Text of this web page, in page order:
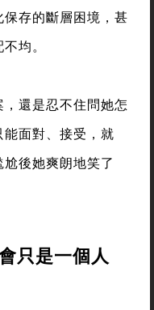
存的斷層困境，甚
均。
還是忍不住問她怎
面對、接受，就
後她爽朗地笑了
只是一個人